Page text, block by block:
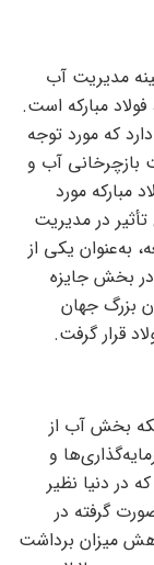
مدیریت آب
مبارکه است.
که مورد توجه
بازچرخانی آب و
مبارکه مورد
در مدیریت
به‌عنوان یکی از
در بخش جایزه
بزرگ جهان
قرار گرفت.
بخش آب از
و
در دنیا نظیر
گرفته در
میزان برداشت